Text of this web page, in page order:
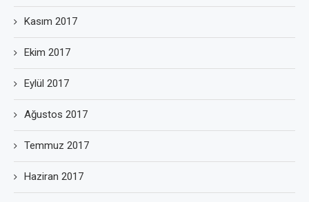
Kasım 2017
Ekim 2017
Eylül 2017
Ağustos 2017
Temmuz 2017
Haziran 2017